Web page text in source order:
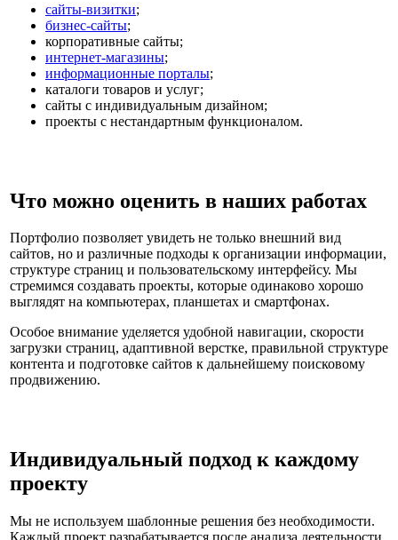
сайты-визитки;
бизнес-сайты;
корпоративные сайты;
интернет-магазины;
информационные порталы;
каталоги товаров и услуг;
сайты с индивидуальным дизайном;
проекты с нестандартным функционалом.
Что можно оценить в наших работах
Портфолио позволяет увидеть не только внешний вид
сайтов, но и различные подходы к организации информации,
структуре страниц и пользовательскому интерфейсу. Мы
стремимся создавать проекты, которые одинаково хорошо
выглядят на компьютерах, планшетах и смартфонах.
Особое внимание уделяется удобной навигации, скорости
загрузки страниц, адаптивной верстке, правильной структуре
контента и подготовке сайтов к дальнейшему поисковому
продвижению.
Индивидуальный подход к каждому
проекту
Мы не используем шаблонные решения без необходимости.